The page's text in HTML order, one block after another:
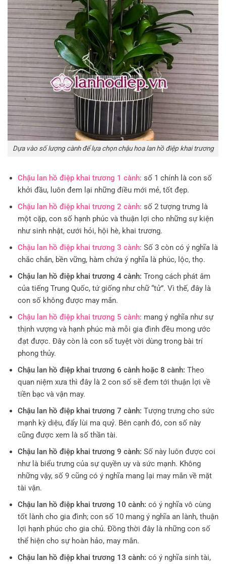
Dựa vào số lượng cành để lựa chọn chậu hoa lan hồ điệp khai trương
Chậu lan hồ điệp khai trương 1 cành: số 1 chính là con số
khởi đầu, luôn đem lại những điều mới mẻ, tốt đẹp.
Chậu lan hồ điệp khai trương 2 cành: số 2 tượng trưng là
một cặp, con số hạnh phúc và thuận lợi cho những sự kiện
như sinh nhật, cưới hỏi, hội hè, khai trương.
Chậu lan hồ điệp khai trương 3 cành: Số 3 còn có ý nghĩa là
chắc chắn, bền vững, hàm chứa ý nghĩa là phúc, lộc, thọ.
Chậu lan hồ điệp khai trương 4 cành: Trong cách phát âm
của tiếng Trung Quốc, tứ giống như chữ “tử”. Vì thế, đây là
con số không được may mắn.
Chậu lan hồ điệp khai trương 5 cành: mang ý nghĩa như sự
thịnh vượng và hạnh phúc mà mỗi gia đình đều mong ước
đạt được. Đây còn là con số tuyệt vời dùng trong bài trí
phong thủy.
Chậu lan hồ điệp khai trương 6 cành hoặc 8 cành: Theo
quan niệm xưa thì đây là 2 con số sẽ đem tới thuận lợi về
tiền bạc và vận may.
Chậu lan hồ điệp khai trương 7 cành: Tượng trưng cho sức
mạnh kỳ diệu, đẩy lùi ma quỷ. Bên cạnh đó, con số này
cũng được xem là số thần tài.
Chậu lan hồ điệp khai trương 9 cành: Số này luôn được coi
như là biểu trưng của sự quyền uy và sức mạnh. Không
những vậy, số 9 cũng có ý nghĩa mang lại may mắn về mặt
tài vận.
Chậu lan hồ điệp khai trương 10 cành: có ý nghĩa vô cùng
tốt lành cho gia đình; con số 10 mang ý nghĩa an lành, thuận
lợi hạnh phúc cho gia chủ. Đồng thời đây là những con số
thể hiện cho sự hoàn hảo, may mắn.
Chậu lan hồ điệp khai trương 13 cành: có ý nghĩa sinh tài,